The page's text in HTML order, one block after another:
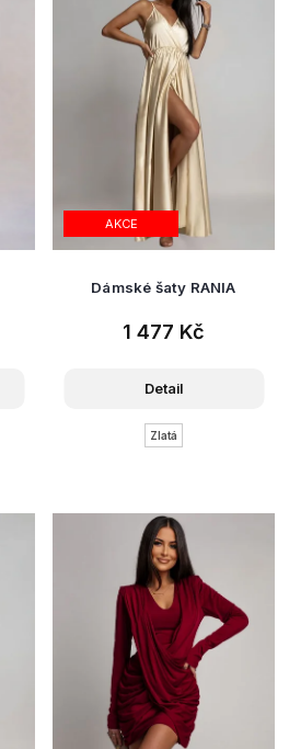
AKCE
Dámské šaty RANIA
1 477 Kč
Detail
Zlatá